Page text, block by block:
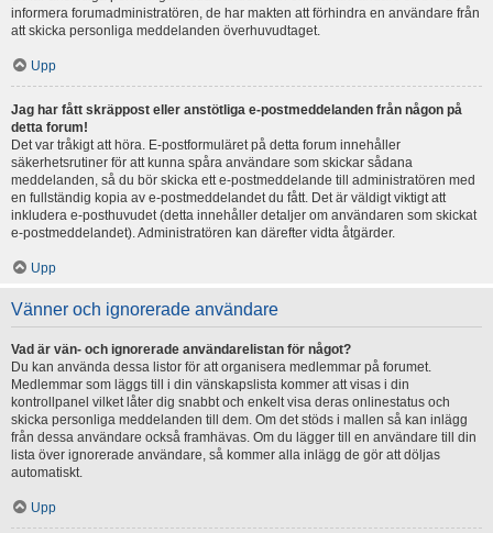
informera forumadministratören, de har makten att förhindra en användare från
att skicka personliga meddelanden överhuvudtaget.
Upp
Jag har fått skräppost eller anstötliga e-postmeddelanden från någon på
detta forum!
Det var tråkigt att höra. E-postformuläret på detta forum innehåller
säkerhetsrutiner för att kunna spåra användare som skickar sådana
meddelanden, så du bör skicka ett e-postmeddelande till administratören med
en fullständig kopia av e-postmeddelandet du fått. Det är väldigt viktigt att
inkludera e-posthuvudet (detta innehåller detaljer om användaren som skickat
e-postmeddelandet). Administratören kan därefter vidta åtgärder.
Upp
Vänner och ignorerade användare
Vad är vän- och ignorerade användarelistan för något?
Du kan använda dessa listor för att organisera medlemmar på forumet.
Medlemmar som läggs till i din vänskapslista kommer att visas i din
kontrollpanel vilket låter dig snabbt och enkelt visa deras onlinestatus och
skicka personliga meddelanden till dem. Om det stöds i mallen så kan inlägg
från dessa användare också framhävas. Om du lägger till en användare till din
lista över ignorerade användare, så kommer alla inlägg de gör att döljas
automatiskt.
Upp